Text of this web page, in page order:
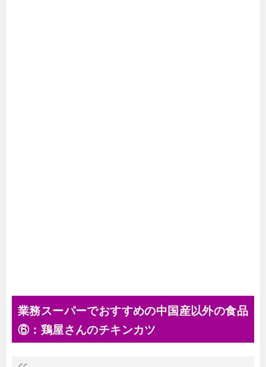
業務スーパーでおすすめの中国産以外の食品
⑥：鶏屋さんのチキンカツ